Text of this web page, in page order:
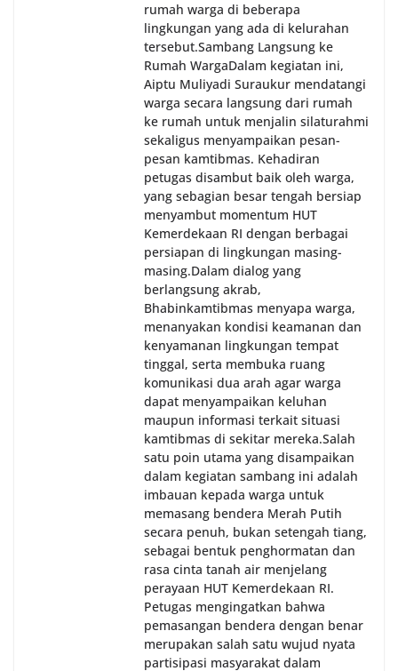
rumah warga di beberapa
lingkungan yang ada di kelurahan
tersebut.‎Sambang Langsung ke
Rumah Warga‎Dalam kegiatan ini,
Aiptu Muliyadi Suraukur mendatangi
warga secara langsung dari rumah
ke rumah untuk menjalin silaturahmi
sekaligus menyampaikan pesan-
pesan kamtibmas. Kehadiran
petugas disambut baik oleh warga,
yang sebagian besar tengah bersiap
menyambut momentum HUT
Kemerdekaan RI dengan berbagai
persiapan di lingkungan masing-
masing.‎Dalam dialog yang
berlangsung akrab,
Bhabinkamtibmas menyapa warga,
menanyakan kondisi keamanan dan
kenyamanan lingkungan tempat
tinggal, serta membuka ruang
komunikasi dua arah agar warga
dapat menyampaikan keluhan
maupun informasi terkait situasi
kamtibmas di sekitar mereka.‎‎‎Salah
satu poin utama yang disampaikan
dalam kegiatan sambang ini adalah
imbauan kepada warga untuk
memasang bendera Merah Putih
secara penuh, bukan setengah tiang,
sebagai bentuk penghormatan dan
rasa cinta tanah air menjelang
perayaan HUT Kemerdekaan RI.
Petugas mengingatkan bahwa
pemasangan bendera dengan benar
merupakan salah satu wujud nyata
partisipasi masyarakat dalam